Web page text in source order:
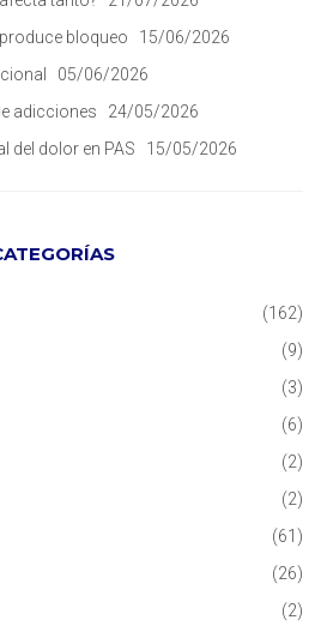
bloqueo
15/06/2026
05/06/2026
adicciones
24/05/2026
del dolor en PAS
15/05/2026
(162)
(9)
(3)
(6)
(2)
(2)
(61)
(26)
(2)